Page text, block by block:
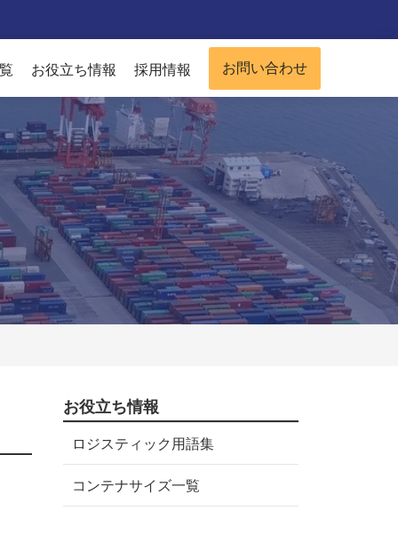
お役立ち情報 採用情報 お問い合わせ
お役立ち情報
ロジスティック用語集
コンテナサイズ一覧